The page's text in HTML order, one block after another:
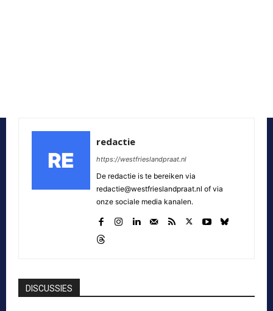
redactie
https://westfrieslandpraat.nl
De redactie is te bereiken via
redactie@westfrieslandpraat.nl of via
onze sociale media kanalen.
DISCUSSIES